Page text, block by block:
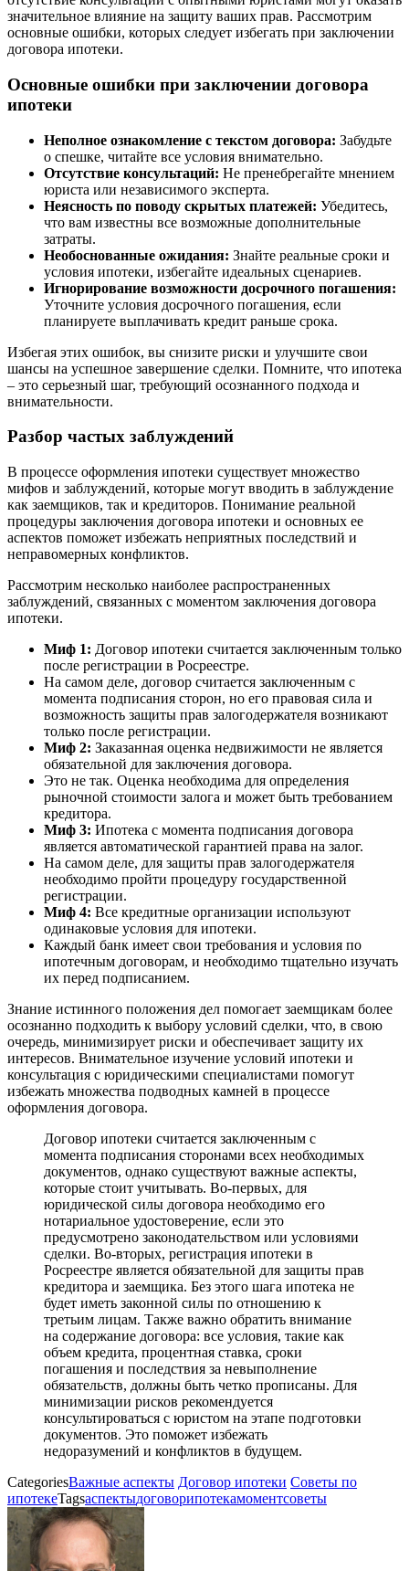
значительное влияние на защиту ваших прав. Рассмотрим
основные ошибки, которых следует избегать при заключении
договора ипотеки.
Основные ошибки при заключении договора
ипотеки
Неполное ознакомление с текстом договора: Забудьте
о спешке, читайте все условия внимательно.
Отсутствие консультаций: Не пренебрегайте мнением
юриста или независимого эксперта.
Неясность по поводу скрытых платежей: Убедитесь,
что вам известны все возможные дополнительные
затраты.
Необоснованные ожидания: Знайте реальные сроки и
условия ипотеки, избегайте идеальных сценариев.
Игнорирование возможности досрочного погашения:
Уточните условия досрочного погашения, если
планируете выплачивать кредит раньше срока.
Избегая этих ошибок, вы снизите риски и улучшите свои
шансы на успешное завершение сделки. Помните, что ипотека
– это серьезный шаг, требующий осознанного подхода и
внимательности.
Разбор частых заблуждений
В процессе оформления ипотеки существует множество
мифов и заблуждений, которые могут вводить в заблуждение
как заемщиков, так и кредиторов. Понимание реальной
процедуры заключения договора ипотеки и основных ее
аспектов поможет избежать неприятных последствий и
неправомерных конфликтов.
Рассмотрим несколько наиболее распространенных
заблуждений, связанных с моментом заключения договора
ипотеки.
Миф 1: Договор ипотеки считается заключенным только
после регистрации в Росреестре.
На самом деле, договор считается заключенным с
момента подписания сторон, но его правовая сила и
возможность защиты прав залогодержателя возникают
только после регистрации.
Миф 2: Заказанная оценка недвижимости не является
обязательной для заключения договора.
Это не так. Оценка необходима для определения
рыночной стоимости залога и может быть требованием
кредитора.
Миф 3: Ипотека с момента подписания договора
является автоматической гарантией права на залог.
На самом деле, для защиты прав залогодержателя
необходимо пройти процедуру государственной
регистрации.
Миф 4: Все кредитные организации используют
одинаковые условия для ипотеки.
Каждый банк имеет свои требования и условия по
ипотечным договорам, и необходимо тщательно изучать
их перед подписанием.
Знание истинного положения дел помогает заемщикам более
осознанно подходить к выбору условий сделки, что, в свою
очередь, минимизирует риски и обеспечивает защиту их
интересов. Внимательное изучение условий ипотеки и
консультация с юридическими специалистами помогут
избежать множества подводных камней в процессе
оформления договора.
Договор ипотеки считается заключенным с
момента подписания сторонами всех необходимых
документов, однако существуют важные аспекты,
которые стоит учитывать. Во-первых, для
юридической силы договора необходимо его
нотариальное удостоверение, если это
предусмотрено законодательством или условиями
сделки. Во-вторых, регистрация ипотеки в
Росреестре является обязательной для защиты прав
кредитора и заемщика. Без этого шага ипотека не
будет иметь законной силы по отношению к
третьим лицам. Также важно обратить внимание
на содержание договора: все условия, такие как
объем кредита, процентная ставка, сроки
погашения и последствия за невыполнение
обязательств, должны быть четко прописаны. Для
минимизации рисков рекомендуется
консультироваться с юристом на этапе подготовки
документов. Это поможет избежать
недоразумений и конфликтов в будущем.
CategoriesВажные аспекты Договор ипотеки Советы по
ипотекеTagsаспектыдоговорипотекамоментсоветы